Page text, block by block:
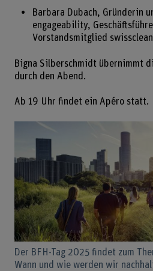
Barbara Dubach, Gründerin
engageability,
Vorstandsmitglied
Bigna Silberschmidt übernimmt
durch den Abend.
Ab 19 Uhr findet ein Apéro statt.
Der BFH-Tag 2025 findet zum
Wann und wie werden wir